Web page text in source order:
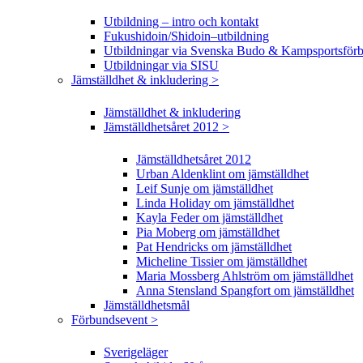
Utbildning – intro och kontakt
Fukushidoin/Shidoin–utbildning
Utbildningar via Svenska Budo &
Utbildningar via SISU
Jämställdhet & inkludering >
Jämställdhet & inkludering
Jämställdhetsåret 2012 >
Jämställdhetsåret 2012
Urban Aldenklint om jämställdhet
Leif Sunje om jämställdhet
Linda Holiday om jämställdhet
Kayla Feder om jämställdhet
Pia Moberg om jämställdhet
Pat Hendricks om jämställdhet
Micheline Tissier om jämställdhet
Maria Mossberg Ahlström om jämställdhet
Anna Stensland Spangfort om jämställdhet
Jämställdhetsmål
Förbundsevent >
Sverigeläger